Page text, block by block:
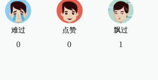
难过
0
点赞
0
飘过
1